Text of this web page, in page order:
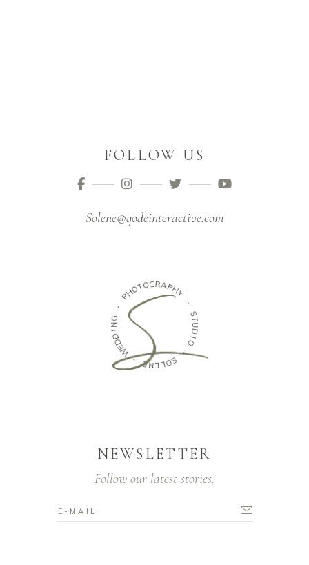
FOLLOW US
Solene@qodeinteractive.com
-
W
E
D
D
I
G
-
PHOTOGRAP
H Y
-
S
T
U
D
I
O
-
S
O
L
E
N
E
NEWSLETTER
Follow our latest stories.